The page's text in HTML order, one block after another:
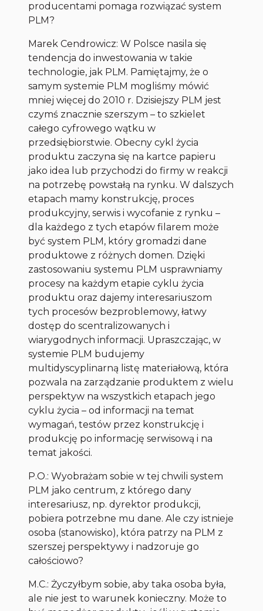
producentami pomaga rozwiązać system
PLM?
Marek Cendrowicz: W Polsce nasila się
tendencja do inwestowania w takie
technologie, jak PLM. Pamiętajmy, że o
samym systemie PLM mogliśmy mówić
mniej więcej do 2010 r. Dzisiejszy PLM jest
czymś znacznie szerszym – to szkielet
całego cyfrowego wątku w
przedsiębiorstwie. Obecny cykl życia
produktu zaczyna się na kartce papieru
jako idea lub przychodzi do firmy w reakcji
na potrzebę powstałą na rynku. W dalszych
etapach mamy konstrukcję, proces
produkcyjny, serwis i wycofanie z rynku –
dla każdego z tych etapów filarem może
być system PLM, który gromadzi dane
produktowe z różnych domen. Dzięki
zastosowaniu systemu PLM usprawniamy
procesy na każdym etapie cyklu życia
produktu oraz dajemy interesariuszom
tych procesów bezproblemowy, łatwy
dostęp do scentralizowanych i
wiarygodnych informacji. Upraszczając, w
systemie PLM budujemy
multidyscyplinarną listę materiałową, która
pozwala na zarządzanie produktem z wielu
perspektyw na wszystkich etapach jego
cyklu życia – od informacji na temat
wymagań, testów przez konstrukcję i
produkcję po informację serwisową i na
temat jakości.
P.O.: Wyobrażam sobie w tej chwili system
PLM jako centrum, z którego dany
interesariusz, np. dyrektor produkcji,
pobiera potrzebne mu dane. Ale czy istnieje
osoba (stanowisko), która patrzy na PLM z
szerszej perspektywy i nadzoruje go
całościowo?
M.C.: Życzyłbym sobie, aby taka osoba była,
ale nie jest to warunek konieczny. Może to